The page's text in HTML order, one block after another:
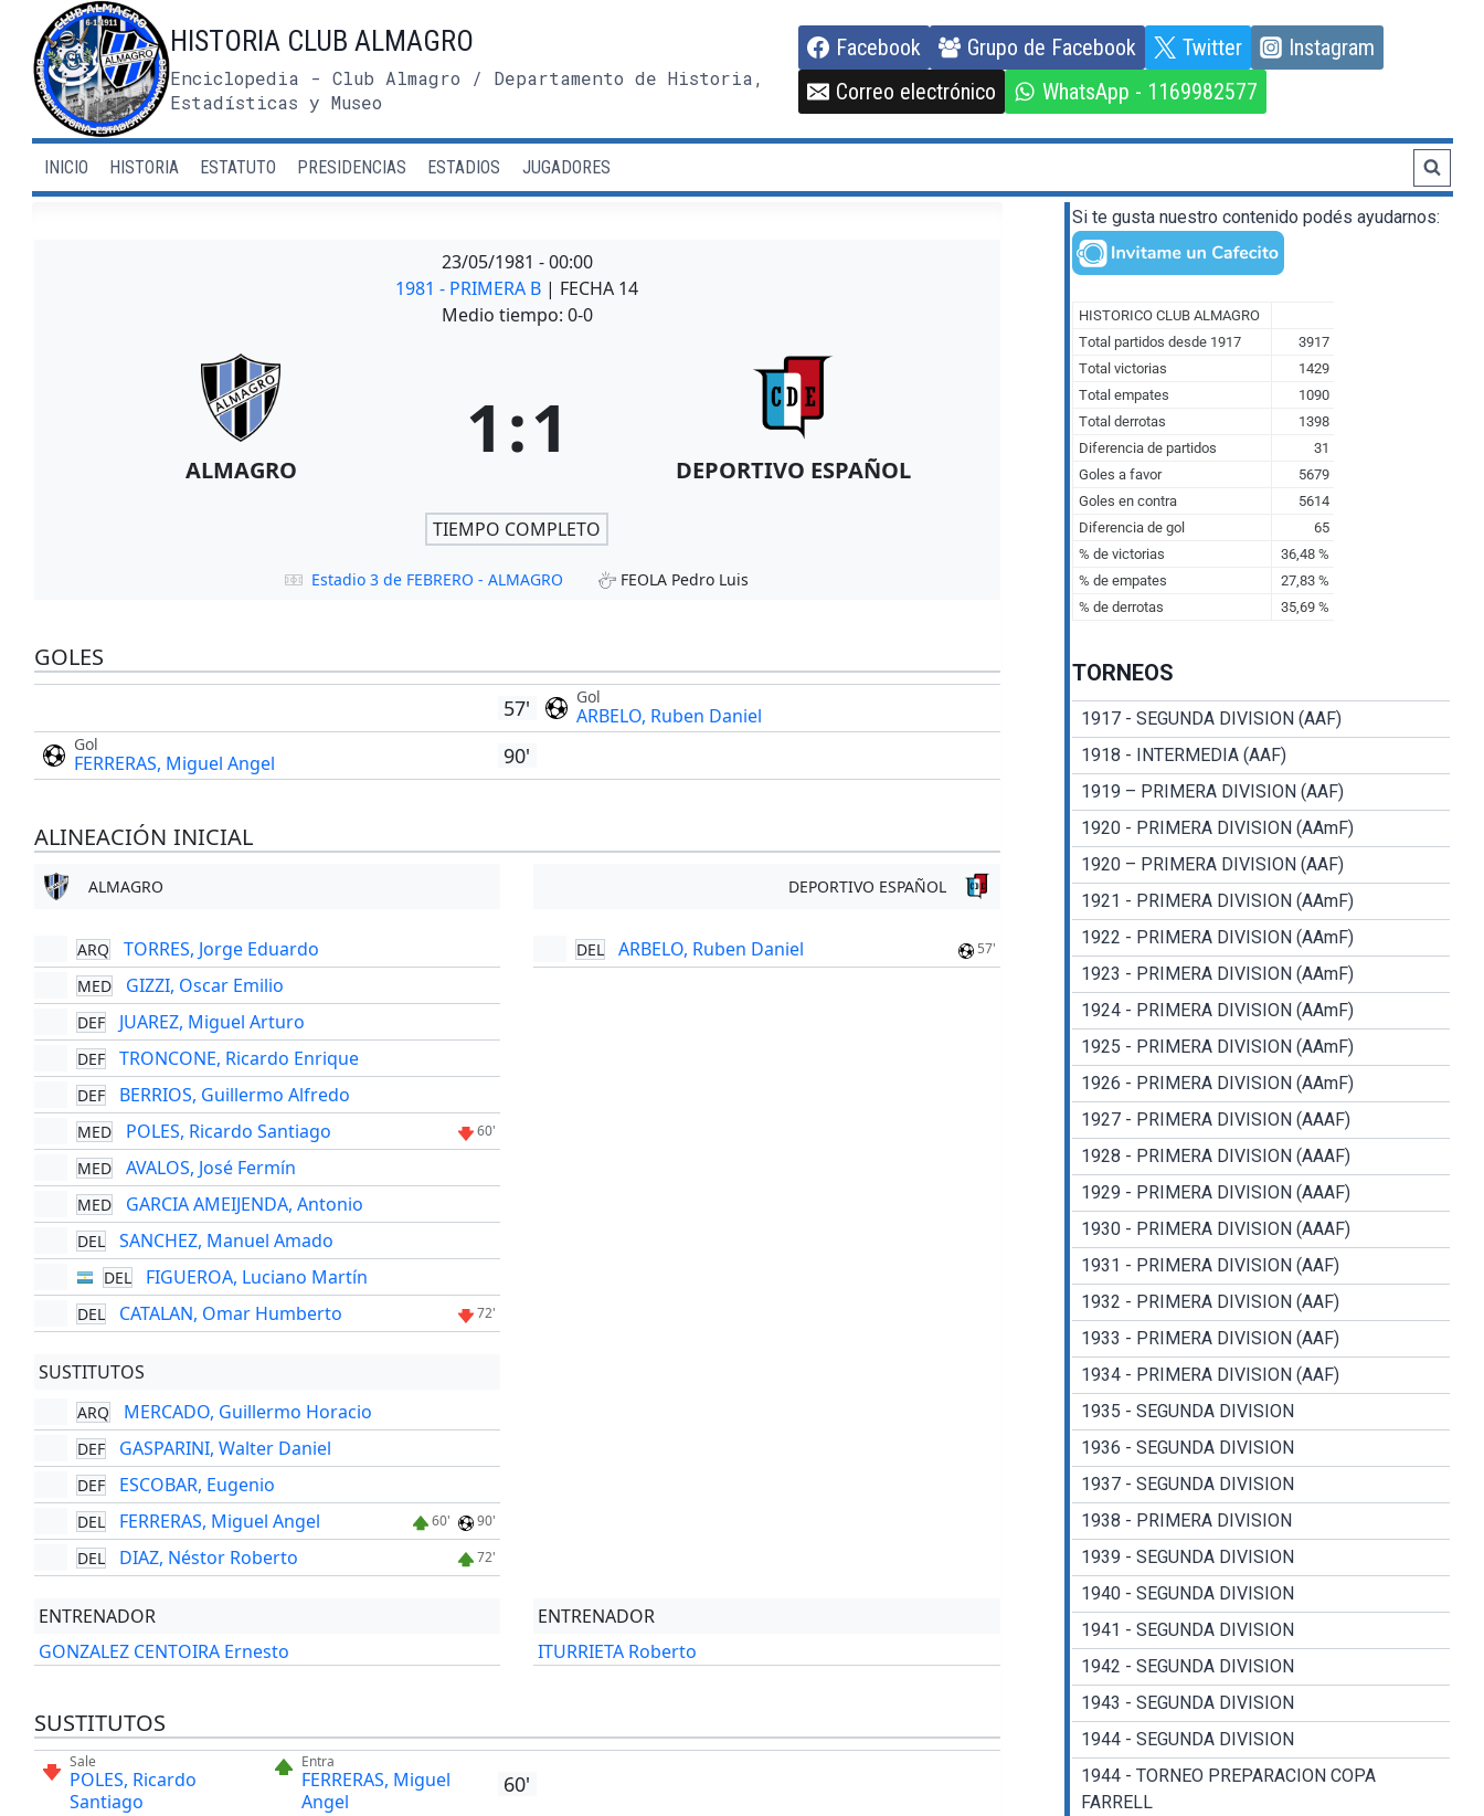
contenido
HISTORIA CLUB ALMAGRO
Enciclopedia - Club Almagro / Departamento de Historia,
Estadísticas y Museo
Facebook Grupo de Facebook Twitter
Instagram
Correo electrónico
WhatsApp - 1169982577
INICIO HISTORIA ESTATUTO PRESIDENCIAS ESTADIOS JUGADORES
23/05/1981 -00:00
1981 - PRIMERA B | FECHA 14
Medio tiempo: 0-0
ALMAGRO 1:1 DEPORTIVO ESPAÑOL
TIEMPO COMPLETO
Estadio 3 de FEBRERO - ALMAGRO FEOLA Pedro Luis
GOLES
57' Gol
ARBELO, Ruben Daniel
Gol
FERRERAS, Miguel Angel 90'
ALINEACIÓN INICIAL
ALMAGRO
ARQ TORRES, Jorge Eduardo
MED GIZZI, Oscar Emilio
DEF JUAREZ, Miguel Arturo
DEF TRONCONE, Ricardo Enrique
DEF BERRIOS, Guillermo Alfredo
MED POLES, Ricardo Santiago 60'
MED AVALOS, José Fermín
MED GARCIA AMEIJENDA, Antonio
DEL SANCHEZ, Manuel Amado
DEL FIGUEROA, Luciano Martín
DEL CATALAN, Omar Humberto 72'
SUSTITUTOS
ARQ MERCADO, Guillermo Horacio
DEF GASPARINI, Walter Daniel
DEF ESCOBAR, Eugenio
DEL FERRERAS, Miguel Angel 60' 90'
DEL DIAZ, Néstor Roberto 72'
ENTRENADOR
GONZALEZ CENTOIRA Ernesto
DEPORTIVO ESPAÑOL
DEL ARBELO, Ruben Daniel 57'
ENTRENADOR
ITURRIETA Roberto
SUSTITUTOS
Sale
POLES, Ricardo
Santiago
Entra
FERRERAS, Miguel
Angel
60'
Si te gusta nuestro contenido podés ayudarnos:
TORNEOS
1917 - SEGUNDA DIVISION (AAF)
1918 - INTERMEDIA (AAF)
1919 – PRIMERA DIVISION (AAF)
1920 - PRIMERA DIVISION (AAmF)
1920 – PRIMERA DIVISION (AAF)
1921 - PRIMERA DIVISION (AAmF)
1922 - PRIMERA DIVISION (AAmF)
1923 - PRIMERA DIVISION (AAmF)
1924 - PRIMERA DIVISION (AAmF)
1925 - PRIMERA DIVISION (AAmF)
1926 - PRIMERA DIVISION (AAmF)
1927 - PRIMERA DIVISION (AAAF)
1928 - PRIMERA DIVISION (AAAF)
1929 - PRIMERA DIVISION (AAAF)
1930 - PRIMERA DIVISION (AAAF)
1931 - PRIMERA DIVISION (AAF)
1932 - PRIMERA DIVISION (AAF)
1933 - PRIMERA DIVISION (AAF)
1934 - PRIMERA DIVISION (AAF)
1935 - SEGUNDA DIVISION
1936 - SEGUNDA DIVISION
1937 - SEGUNDA DIVISION
1938 - PRIMERA DIVISION
1939 - SEGUNDA DIVISION
1940 - SEGUNDA DIVISION
1941 - SEGUNDA DIVISION
1942 - SEGUNDA DIVISION
1943 - SEGUNDA DIVISION
1944 - SEGUNDA DIVISION
1944 - TORNEO PREPARACION COPA
FARRELL